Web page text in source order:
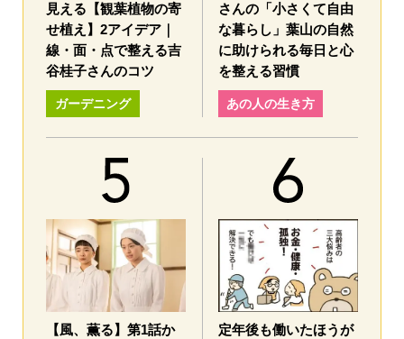
見える【観葉植物の寄
せ植え】2アイデア｜
線・面・点で整える吉
谷桂子さんのコツ
ガーデニング
さんの「小さくて自由
な暮らし」葉山の自然
に助けられる毎日と心
を整える習慣
あの人の生き方
【風、薫る】第1話か
定年後も働いたほうが